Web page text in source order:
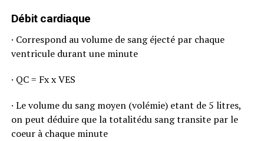
Débit cardiaque
· Correspond au volume de sang éjecté par chaque
ventricule durant une minute
· QC = Fx x VES
· Le volume du sang moyen (volémie) etant de 5 litres,
on peut déduire que la totalitédu sang transite par le
coeur à chaque minute